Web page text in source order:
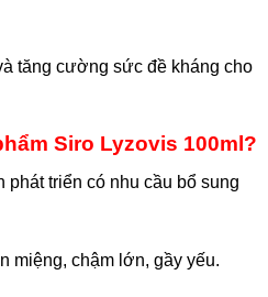
tăng cường sức đề kháng cho
Siro Lyzovis 100ml?
phát triển có nhu cầu bổ sung
miệng, chậm lớn, gầy yếu.